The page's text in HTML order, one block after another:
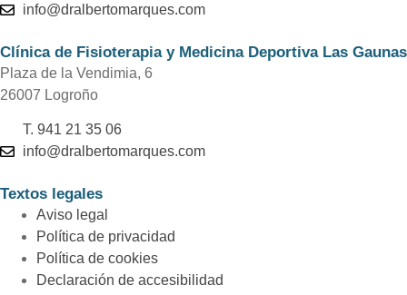
info@dralbertomarques.com
Clínica de Fisioterapia y Medicina Deportiva Las Gaunas
Plaza de la Vendimia, 6
26007 Logroño
T. 941 21 35 06
info@dralbertomarques.com
Textos legales
Aviso legal
Política de privacidad
Política de cookies
Declaración de accesibilidad